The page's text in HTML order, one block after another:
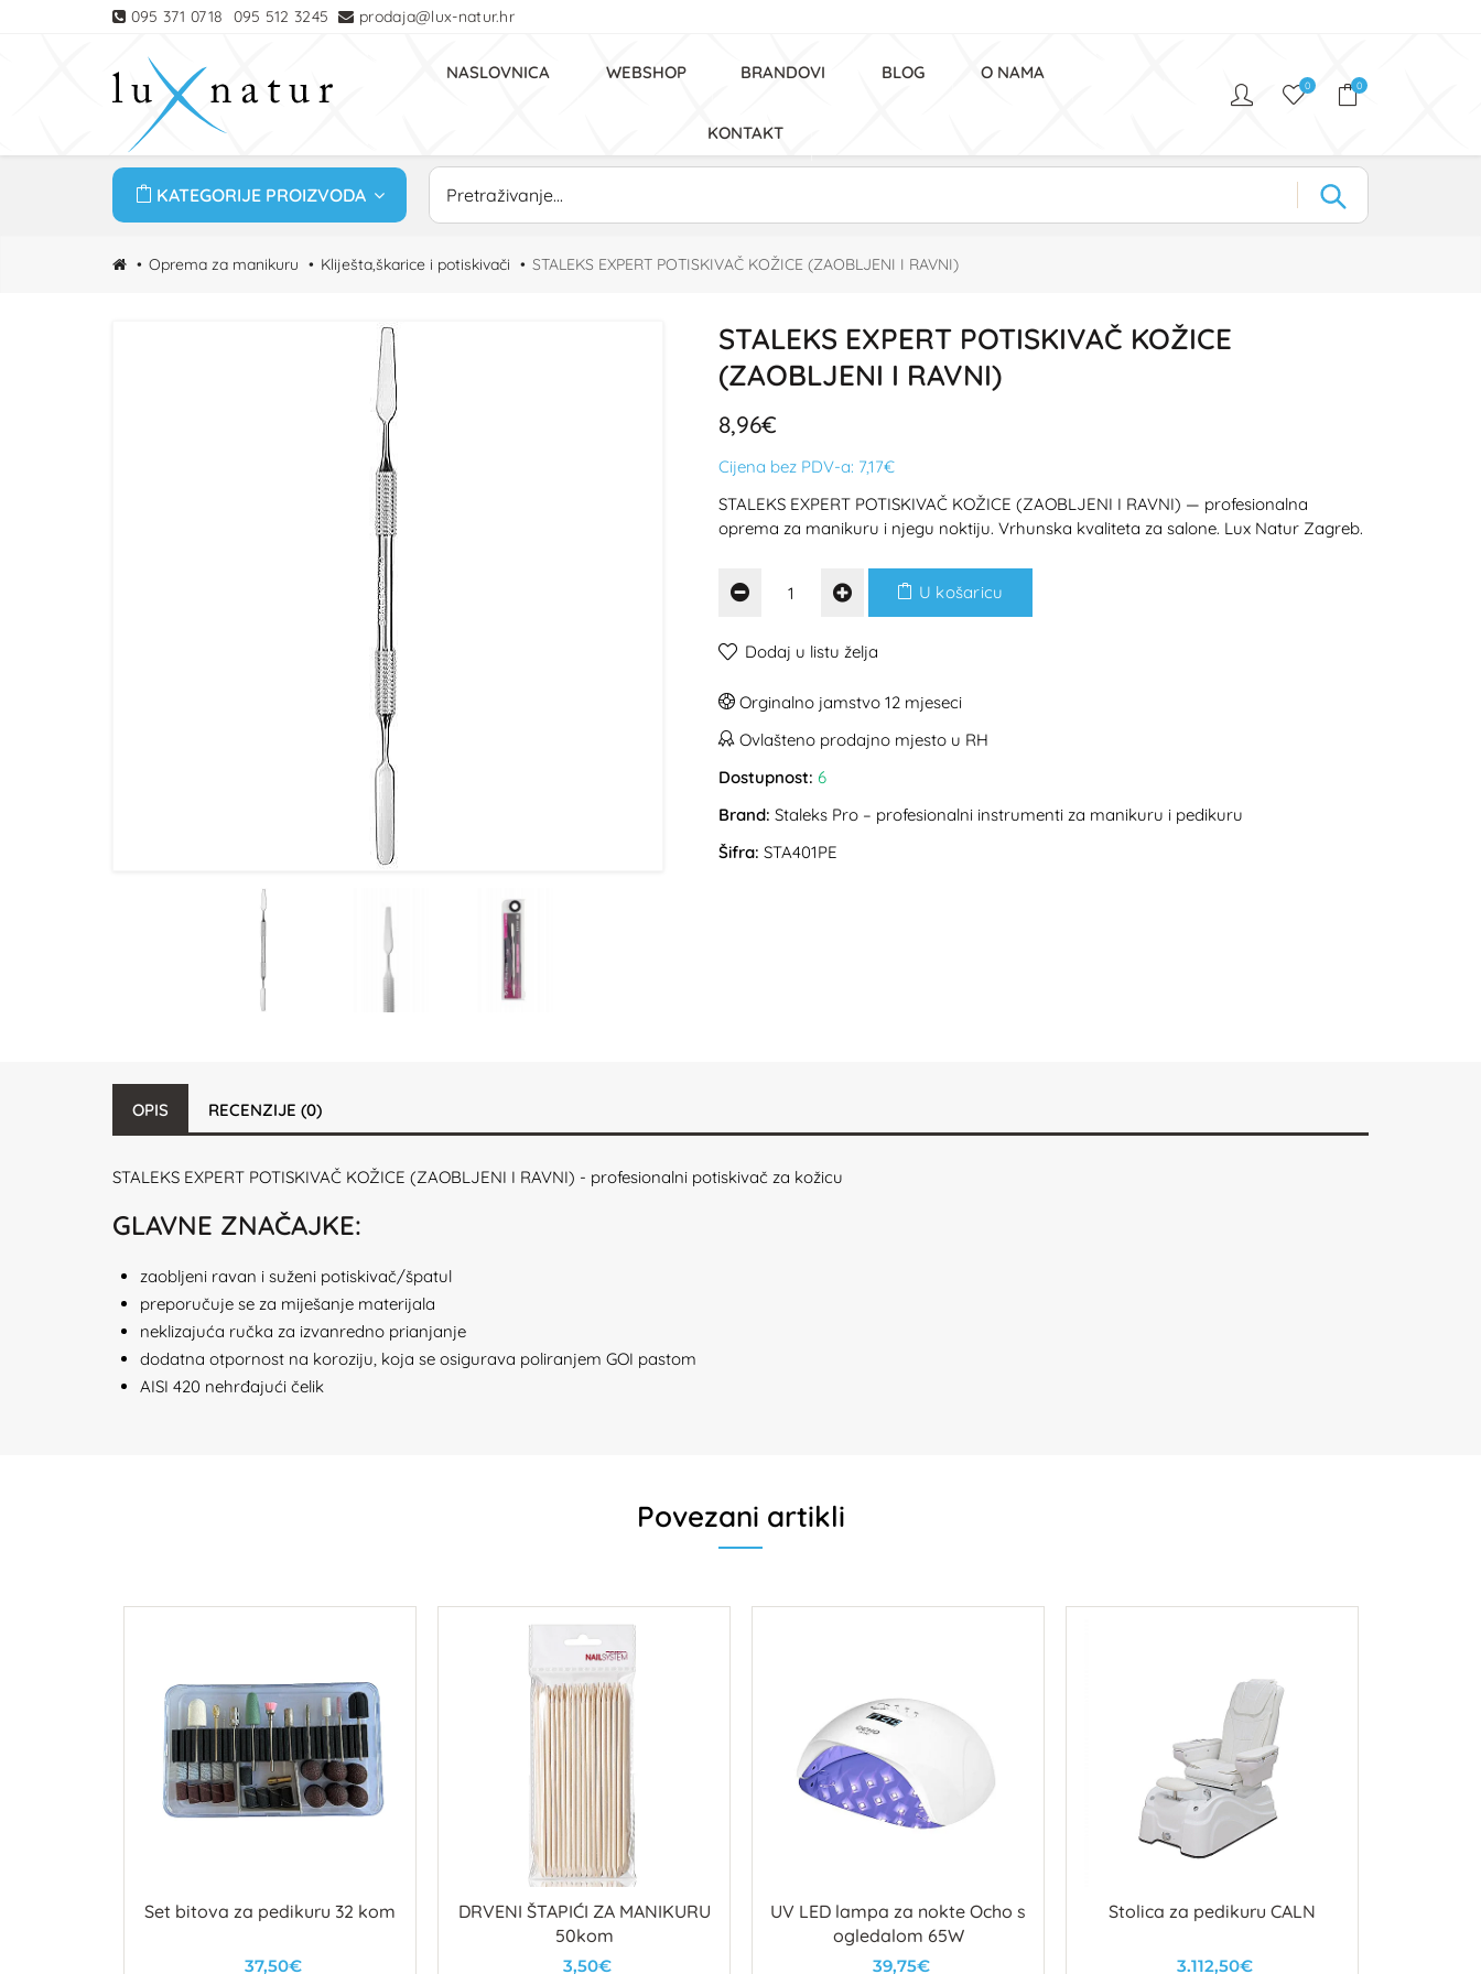
095 371 0718 095 512 3245 prodaja@lux-natur.hr
NASLOVNICA WEBSHOP BRANDOVI BLOG O NAMA
KONTAKT
0 0
KATEGORIJE PROIZVODA
Oprema za manikuru Kliješta,škarice i potiskivači STALEKS EXPERT POTISKIVAČ KOŽICE (ZAOBLJENI I RAVNI)
STALEKS EXPERT POTISKIVAČ KOŽICE
(ZAOBLJENI I RAVNI)
8,96€
Cijena bez PDV-a: 7,17€
STALEKS EXPERT POTISKIVAČ KOŽICE (ZAOBLJENI I RAVNI) — profesionalna
oprema za manikuru i njegu noktiju. Vrhunska kvaliteta za salone. Lux Natur Zagreb.
U košaricu
Dodaj u listu želja
Orginalno jamstvo 12 mjeseci
Ovlašteno prodajno mjesto u RH
Dostupnost: 6
Brand: Staleks Pro – profesionalni instrumenti za manikuru i pedikuru
Šifra: STA401PE
OPIS RECENZIJE (0)
STALEKS EXPERT POTISKIVAČ KOŽICE (ZAOBLJENI I RAVNI) - profesionalni potiskivač za kožicu
GLAVNE ZNAČAJKE:
zaobljeni ravan i suženi potiskivač/špatul
preporučuje se za miješanje materijala
neklizajuća ručka za izvanredno prianjanje
dodatna otpornost na koroziju, koja se osigurava poliranjem GOI pastom
AISI 420 nehrđajući čelik
Povezani artikli
Set bitova za pedikuru 32 kom
37,50€
DRVENI ŠTAPIĆI ZA MANIKURU
50kom
3,50€
UV LED lampa za nokte Ocho s
ogledalom 65W
39,75€
Stolica za pedikuru CALN
3.112,50€